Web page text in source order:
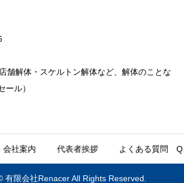
舗解体・スケルトン解体など、解体のことな
ール）
社案内 代表者挨拶 よくある質問 Q＆
有限会社Renacer All Rights Reserved.

お問い合わせ